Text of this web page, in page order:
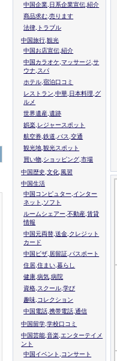
中国企業,日系企業宣伝,紹介
商品求む,売ります
法律,トラブル
中国旅行,観光
中国お店宣伝,紹介
中国カラオケ,マッサージ,サ
ウナ,スパ
ホテル,宿泊口コミ
レストラン,中華,日本料理,グ
ルメ
世界遺産,遺跡
娯楽,レジャースポット
航空券,鉄道,バス,交通
観光地,観光スポット
買い物,ショッピング,市場
中国歴史,文化,風習
中国生活
中国コンピュター,インター
ネット,ソフト
ルームシェアー,不動産,賃貸
情報
中国元両替,送金,クレジット
カード
中国ビザ,居留証,パスポート
住居,住まい,暮らし
健康,病気,病院
資格,スクール,学び
趣味,コレクション
中国電話,携帯電話,通信
中国留学,学校口コミ
中国芸能,音楽,エンターテイメ
ント
中国イベント,コンサート